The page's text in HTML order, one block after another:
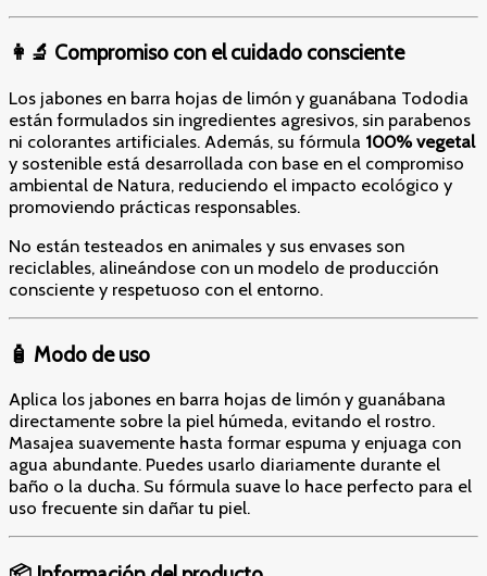
👩‍🔬 Compromiso con el cuidado consciente
Los jabones en barra hojas de limón y guanábana Tododia
están formulados sin ingredientes agresivos, sin parabenos
ni colorantes artificiales. Además, su fórmula 100% vegetal
y sostenible está desarrollada con base en el compromiso
ambiental de Natura, reduciendo el impacto ecológico y
promoviendo prácticas responsables.
No están testeados en animales y sus envases son
reciclables, alineándose con un modelo de producción
consciente y respetuoso con el entorno.
🧴 Modo de uso
Aplica los jabones en barra hojas de limón y guanábana
directamente sobre la piel húmeda, evitando el rostro.
Masajea suavemente hasta formar espuma y enjuaga con
agua abundante. Puedes usarlo diariamente durante el
baño o la ducha. Su fórmula suave lo hace perfecto para el
uso frecuente sin dañar tu piel.